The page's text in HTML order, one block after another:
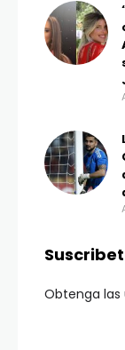
Obtenga